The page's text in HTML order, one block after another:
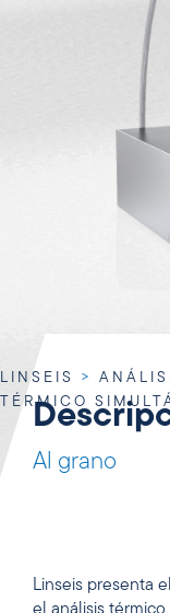
LINSEIS >
TÉRMICO
Al grano
Linseis presenta